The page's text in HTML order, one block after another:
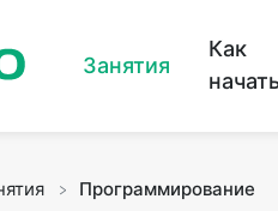
Занятия
Как
Программирование